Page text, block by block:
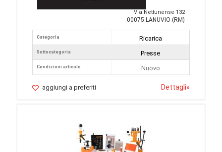
Via Nettunense 132
00075 LANUVIO (RM)
Categoria
Sottocategoria
Condizioni articolo
Ricarica
Presse
Nuovo
aggiungi a preferiti Dettagli»